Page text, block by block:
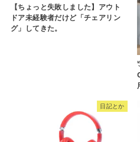
【ちょっと失敗しました】アウト
ドア未経験者だけど「チェアリン
グ」してきた。
日記とか